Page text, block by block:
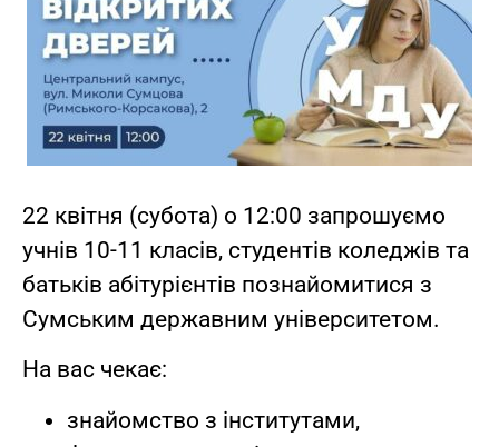
22 квітня (субота) о 12:00 запрошуємо
учнів 10-11 класів, студентів коледжів та
батьків абітурієнтів познайомитися з
Сумським державним університетом.
На вас чекає:
знайомство з інститутами,